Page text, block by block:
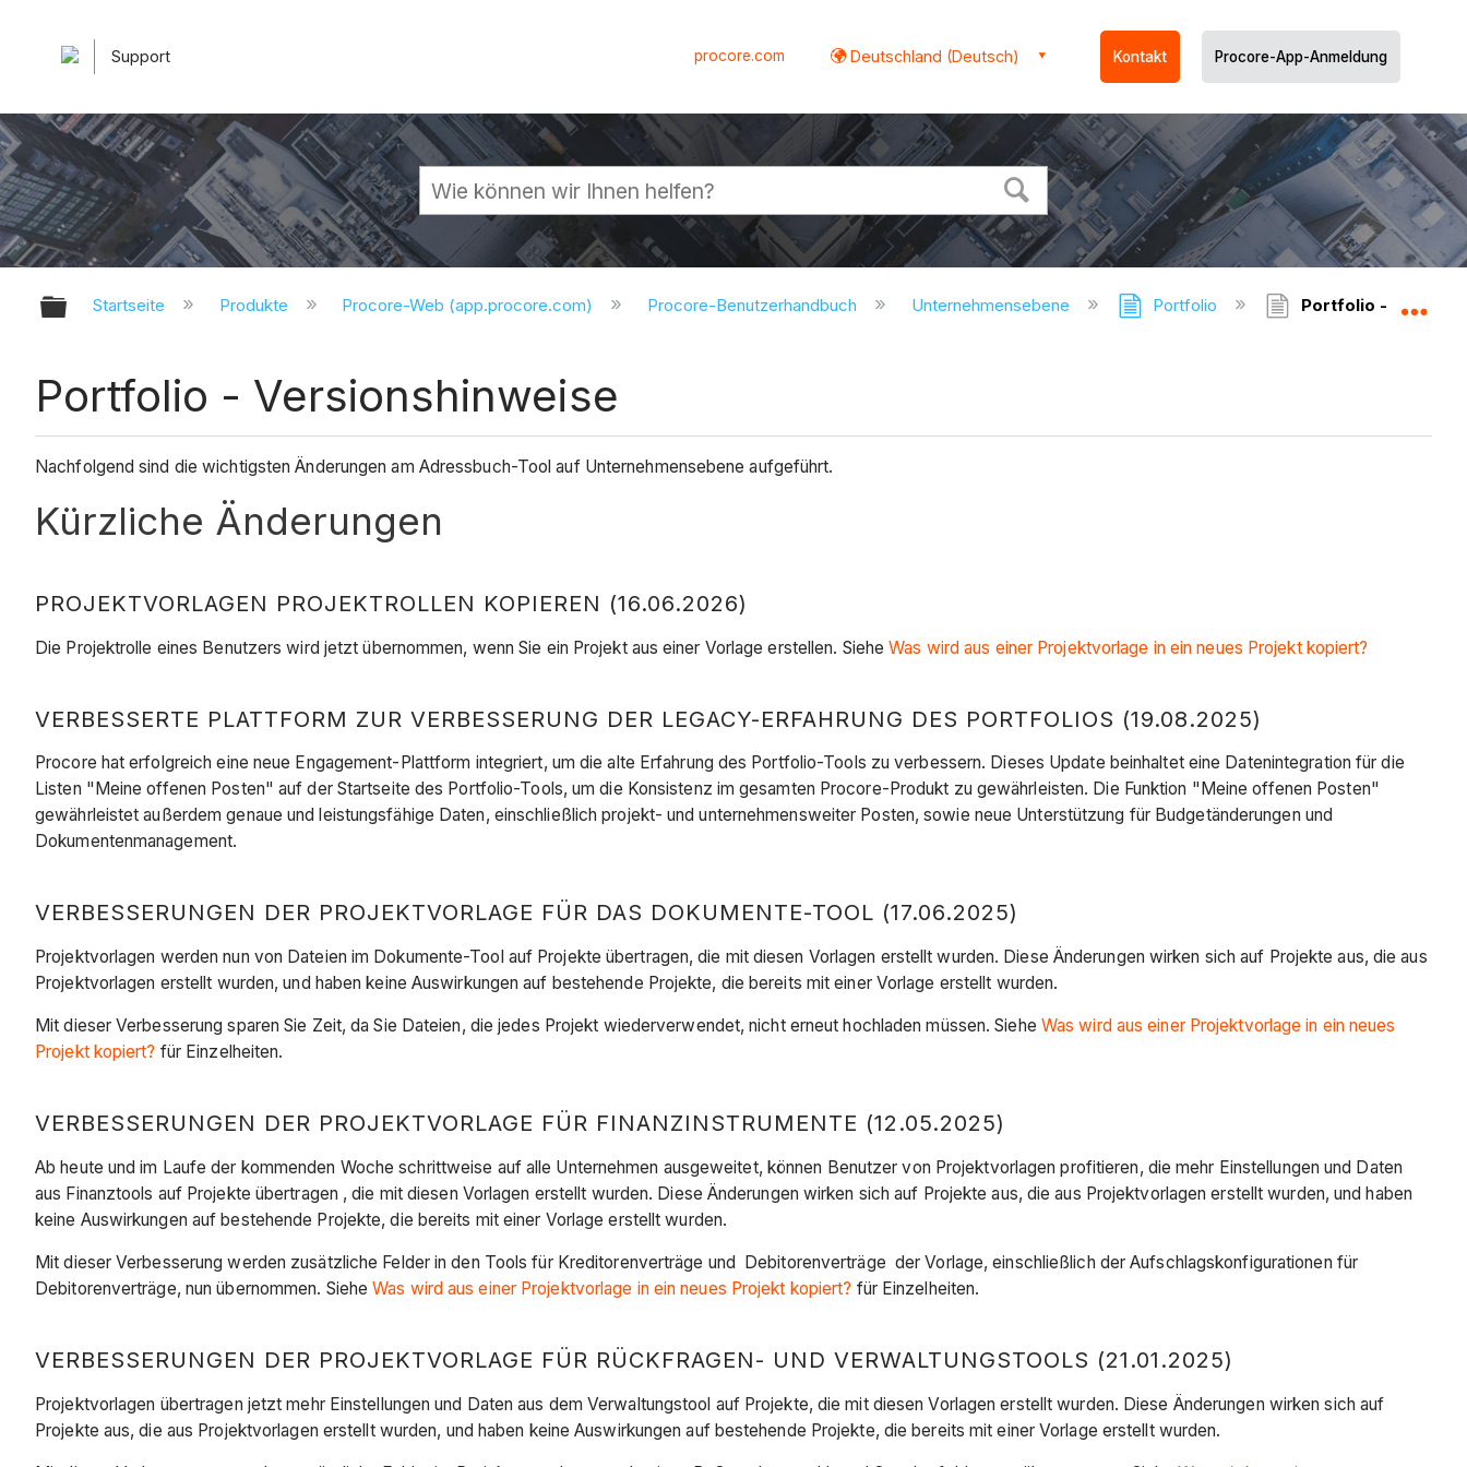
Support procore.com Deutschland (Deutsch) Kontakt Procore-App-Anmeldung
Globale Hierarchie auf- und zuklappen
Startseite Produkte Procore-Web (app.procore.com) Procore-Benutzerhandbuch Unternehmensebene Portfolio Portfolio -
Portfolio - Versionshinweise
Nachfolgend sind die wichtigsten Änderungen am Adressbuch-Tool auf Unternehmensebene aufgeführt.
Kürzliche Änderungen
PROJEKTVORLAGEN PROJEKTROLLEN KOPIEREN (16.06.2026)
Die Projektrolle eines Benutzers wird jetzt übernommen, wenn Sie ein Projekt aus einer Vorlage erstellen. SieheWas wird aus einer Projektvorlage in ein neues Projekt kopiert?
VERBESSERTE PLATTFORM ZUR VERBESSERUNG DER LEGACY-ERFAHRUNG DES PORTFOLIOS (19.08.2025)
Procore hat erfolgreich eine neue Engagement-Plattform integriert, um die alte Erfahrung des Portfolio-Tools zu verbessern. Dieses Update beinhaltet eine Datenintegration für die
Listen "Meine offenen Posten" auf der Startseite des Portfolio-Tools, um die Konsistenz im gesamten Procore-Produkt zu gewährleisten. Die Funktion "Meine offenen Posten"
gewährleistet außerdem genaue und leistungsfähige Daten, einschließlich projekt- und unternehmensweiter Posten, sowie neue Unterstützung für Budgetänderungen und
Dokumentenmanagement.
VERBESSERUNGEN DER PROJEKTVORLAGE FÜR DAS DOKUMENTE-TOOL (17.06.2025)
Projektvorlagen werden nun von Dateien im Dokumente-Tool auf Projekte übertragen, die mit diesen Vorlagen erstellt wurden. Diese Änderungen wirken sich auf Projekte aus, die aus
Projektvorlagen erstellt wurden, und haben keine Auswirkungen auf bestehende Projekte, die bereits mit einer Vorlage erstellt wurden.
Mit dieser Verbesserung sparen Sie Zeit, da Sie Dateien, die jedes Projekt wiederverwendet, nicht erneut hochladen müssen. Siehe Was wird aus einer Projektvorlage in ein neues
Projekt kopiert? für Einzelheiten.
VERBESSERUNGEN DER PROJEKTVORLAGE FÜR FINANZINSTRUMENTE (12.05.2025)
Ab heute und im Laufe der kommenden Woche schrittweise auf alle Unternehmen ausgeweitet, können Benutzer von Projektvorlagen profitieren, die mehr Einstellungen und Daten
aus Finanztools auf Projekte übertragen , die mit diesen Vorlagen erstellt wurden. Diese Änderungen wirken sich auf Projekte aus, die aus Projektvorlagen erstellt wurden, und haben
keine Auswirkungen auf bestehende Projekte, die bereits mit einer Vorlage erstellt wurden.
Mit dieser Verbesserung werden zusätzliche Felder in den Tools für Kreditorenverträge und Debitorenverträge der Vorlage, einschließlich der Aufschlagskonfigurationen für
Debitorenverträge, nun übernommen. SieheWas wird aus einer Projektvorlage in ein neues Projekt kopiert? für Einzelheiten.
VERBESSERUNGEN DER PROJEKTVORLAGE FÜR RÜCKFRAGEN- UND VERWALTUNGSTOOLS (21.01.2025)
Projektvorlagen übertragen jetzt mehr Einstellungen und Daten aus dem Verwaltungstool auf Projekte, die mit diesen Vorlagen erstellt wurden. Diese Änderungen wirken sich auf
Projekte aus, die aus Projektvorlagen erstellt wurden, und haben keine Auswirkungen auf bestehende Projekte, die bereits mit einer Vorlage erstellt wurden.